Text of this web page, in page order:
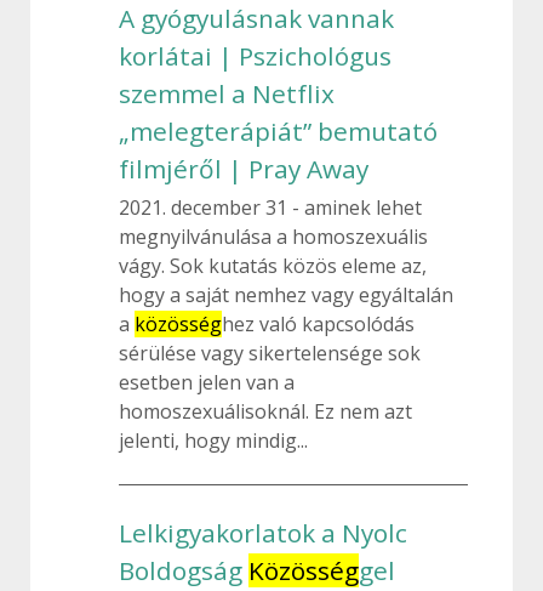
A gyógyulásnak vannak
korlátai | Pszichológus
szemmel a Netflix
„melegterápiát” bemutató
filmjéről | Pray Away
2021. december 31
aminek lehet
megnyilvánulása a homoszexuális
vágy. Sok kutatás közös eleme az,
hogy a saját nemhez vagy egyáltalán
a közösséghez való kapcsolódás
sérülése vagy sikertelensége sok
esetben jelen van a
homoszexuálisoknál. Ez nem azt
jelenti, hogy mindig...
Lelkigyakorlatok a Nyolc
Boldogság Közösséggel